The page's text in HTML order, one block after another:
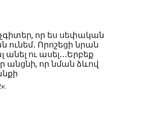
չգիտեր, որ ես սեփական
ունեմ․ Որոշեցի նրան
ու ասել․․․Երբեք
անցնի, որ նման ձևով